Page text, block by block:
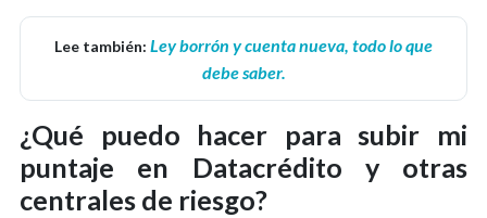
Lee también: Ley borrón y cuenta nueva, todo lo que
debe saber.
¿Qué puedo hacer para subir mi
puntaje en Datacrédito y otras
centrales de riesgo?